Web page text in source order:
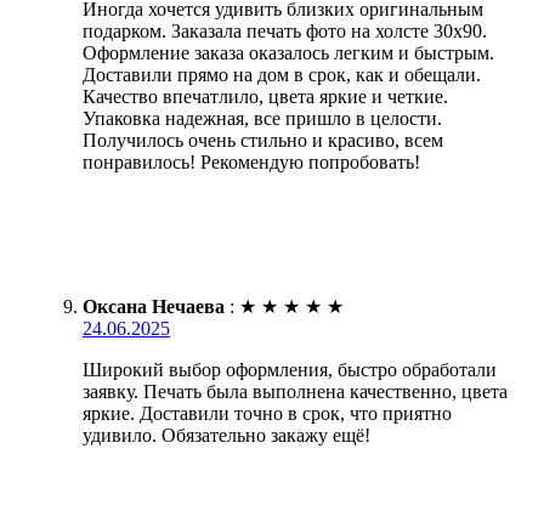
Иногда хочется удивить близких оригинальным
подарком. Заказала печать фото на холсте 30х90.
Оформление заказа оказалось легким и быстрым.
Доставили прямо на дом в срок, как и обещали.
Качество впечатлило, цвета яркие и четкие.
Упаковка надежная, все пришло в целости.
Получилось очень стильно и красиво, всем
понравилось! Рекомендую попробовать!
Оксана Нечаева : ★ ★ ★ ★ ★
24.06.2025
Широкий выбор оформления, быстро обработали
заявку. Печать была выполнена качественно, цвета
яркие. Доставили точно в срок, что приятно
удивило. Обязательно закажу ещё!